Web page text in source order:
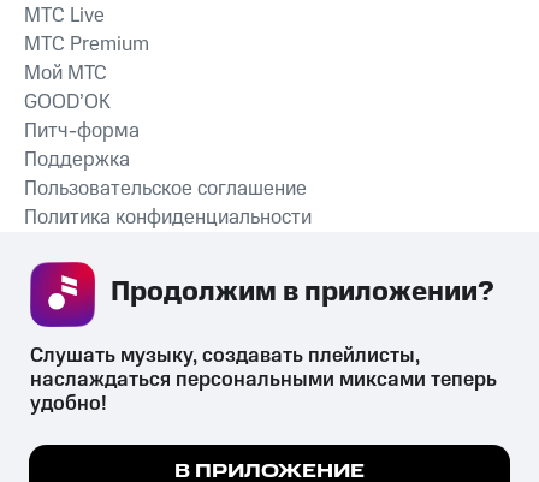
СКАЧАТЬ ПРИЛОЖЕНИЕ
MTС Live
MTС Premium
Мой МТС
GOOD’OK
Питч-форма
Поддержка
Пользовательское соглашение
Политика конфиденциальности
психотропных веществ, их аналогов причиняет вред здоровью,
их незаконный оборот запрещён и влечёт установленную
Мы используем куки, чтобы на сайте все
Слушать музыку, создавать плейлисты,
наслаждаться персональными миксами теперь
удобно!
В ПРИЛОЖЕНИЕ